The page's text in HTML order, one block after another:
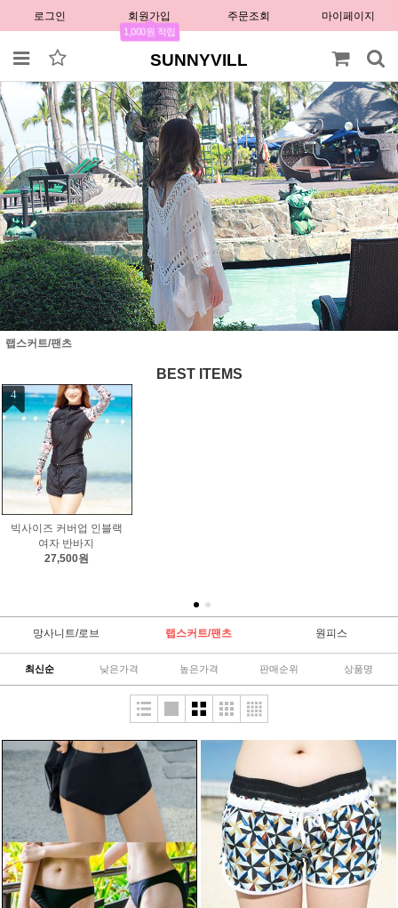
로그인 회원가입
1,000원 적립
주문조회 마이페이지
SUNNYVILL
랩스커트/팬츠
BEST ITEMS
1
77사이즈 반바지 수영복
블랙 커버업 여자 보드숏
12,700원
망사니트/로브 랩스커트/팬츠 원피스
최신순 낮은가격 높은가격 판매순위 상품명